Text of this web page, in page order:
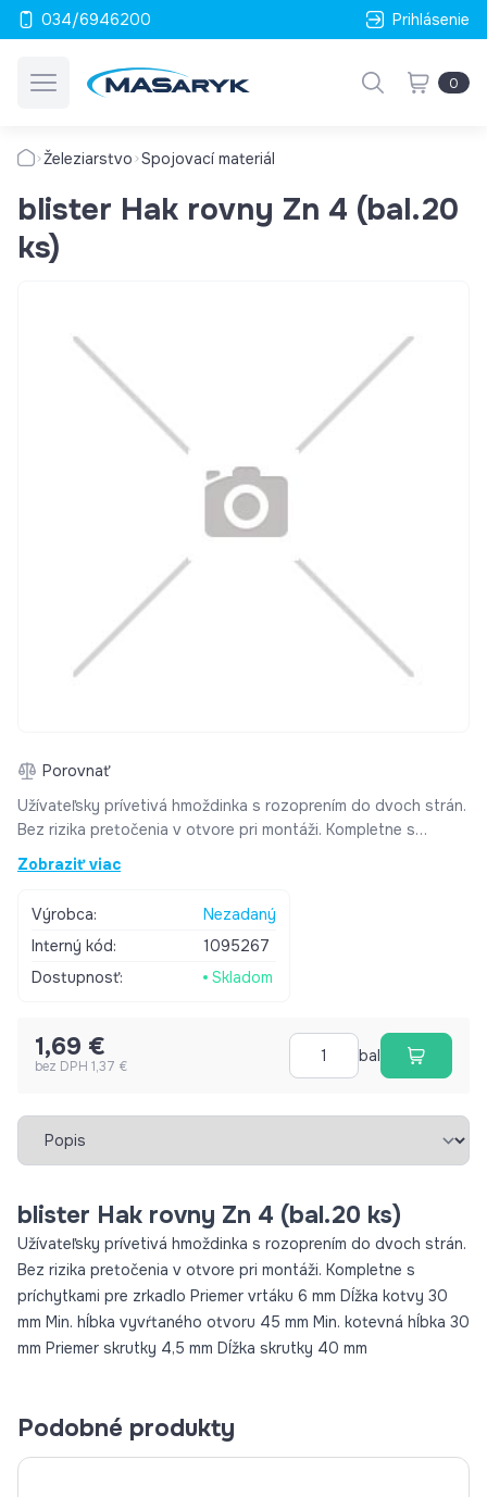
034/6946200 Prihlásenie
0
Železiarstvo Spojovací materiál
blister Hak rovny Zn 4 (bal.20
ks)
Porovnať
Užívateľsky prívetivá hmoždinka s rozoprením do dvoch strán.
Bez rizika pretočenia v otvore pri montáži. Kompletne s
príchytkami pre zrkadlo Priemer vrtáku 6 mm Dĺžka kotvy 30
mm Min. hĺbka vyvŕtaného otvoru 45 mm Min. kotevná hĺbka 30
Zobraziť viac
Výrobca:
Nezadaný
Interný kód:
1095267
Dostupnosť:
Skladom
1,69 €
bez DPH 1,37 €
bal
Vybrať záložku
blister Hak rovny Zn 4 (bal.20 ks)
Užívateľsky prívetivá hmoždinka s rozoprením do dvoch strán.
Bez rizika pretočenia v otvore pri montáži. Kompletne s
príchytkami pre zrkadlo Priemer vrtáku 6 mm Dĺžka kotvy 30
mm Min. hĺbka vyvŕtaného otvoru 45 mm Min. kotevná hĺbka 30
mm Priemer skrutky 4,5 mm Dĺžka skrutky 40 mm
Podobné produkty